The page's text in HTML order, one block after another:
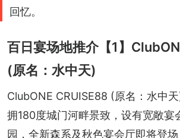
回忆。
百日宴场地推介【1】
(原名：水中天)
ClubONE CRUISE88 (原名：水中
拥180度城门河畔景致，设有宽敞宴
园，全新森系及秋色宴会厅即将登